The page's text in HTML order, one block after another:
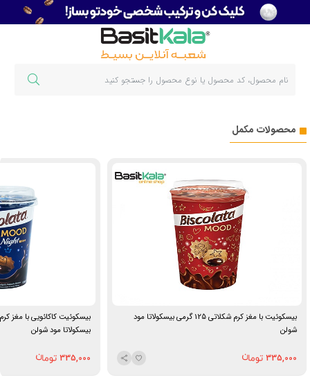
محصولات مکمل
بیسکوئیت با مغز کرم شکلاتی 125 گرمی بیسکولاتا مود
شولن
335,000
بیسکولاتا مود شولن
335,000